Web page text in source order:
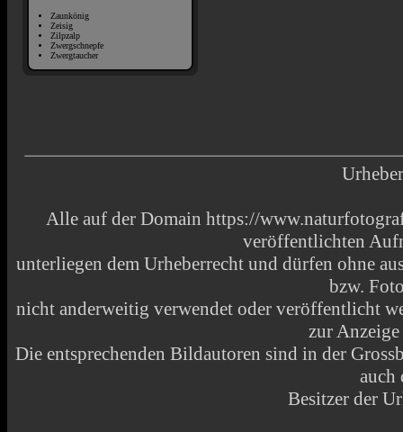
Zaunkönig
Zeisig
Zilpzalp
Zwergschnepfe
Zwergtaucher
Alle auf der Domain https://
veröffentlichten
unterliegen dem Urheberrecht und dürfen ohne
bzw.
nicht anderweitig verwendet oder veröffentlicht
zur
Die entsprechenden Bildautoren sind in der
auch
Besitzer der